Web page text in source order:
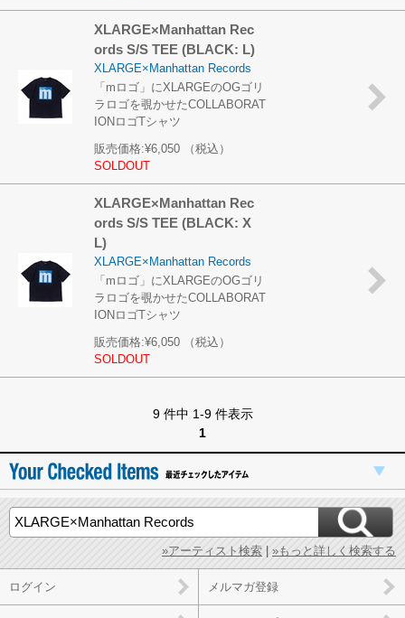
XLARGE×Manhattan Rec
ords S/S TEE (BLACK: L)
XLARGE×Manhattan Records
「mロゴ」にXLARGEのOGゴリ
ラロゴを覗かせたCOLLABORAT
IONロゴTシャツ
販売価格:¥6,050
（税込）
SOLDOUT
XLARGE×Manhattan Rec
ords S/S TEE (BLACK: X
L)
XLARGE×Manhattan Records
「mロゴ」にXLARGEのOGゴリ
ラロゴを覗かせたCOLLABORAT
IONロゴTシャツ
販売価格:¥6,050
（税込）
SOLDOUT
9 件中 1-9 件表示
1
»アーティスト検索 | »もっと詳しく検索する
ログイン メルマガ登録